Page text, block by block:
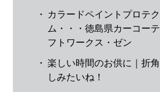
・
カラードペイントプロテ
ム・・・徳島県カーコー
フトワークス・ゼン
・ 楽しい時間のお供に｜折
しみたいね！